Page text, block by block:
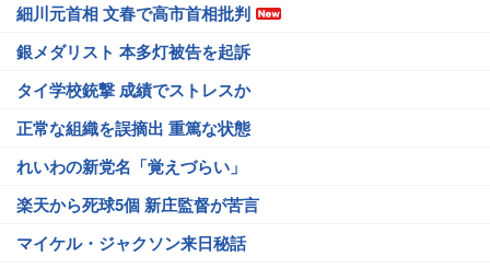
細川元首相 文春で高市首相批判
銀メダリスト 本多灯被告を起訴
タイ学校銃撃 成績でストレスか
正常な組織を誤摘出 重篤な状態
れいわの新党名「覚えづらい」
楽天から死球5個 新庄監督が苦言
マイケル・ジャクソン来日秘話